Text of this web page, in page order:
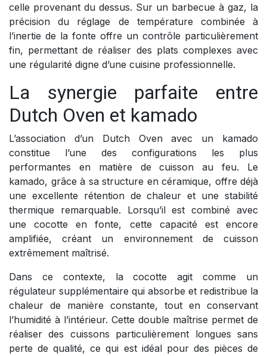
celle provenant du dessus. Sur un barbecue à gaz, la
précision du réglage de température combinée à
l’inertie de la fonte offre un contrôle particulièrement
fin, permettant de réaliser des plats complexes avec
une régularité digne d’une cuisine professionnelle.
La synergie parfaite entre
Dutch Oven et kamado
L’association d’un Dutch Oven avec un kamado
constitue l’une des configurations les plus
performantes en matière de cuisson au feu. Le
kamado, grâce à sa structure en céramique, offre déjà
une excellente rétention de chaleur et une stabilité
thermique remarquable. Lorsqu’il est combiné avec
une cocotte en fonte, cette capacité est encore
amplifiée, créant un environnement de cuisson
extrêmement maîtrisé.
Dans ce contexte, la cocotte agit comme un
régulateur supplémentaire qui absorbe et redistribue la
chaleur de manière constante, tout en conservant
l’humidité à l’intérieur. Cette double maîtrise permet de
réaliser des cuissons particulièrement longues sans
perte de qualité, ce qui est idéal pour des pièces de